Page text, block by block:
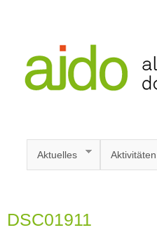
Aktuelles Aktivitäten
DSC01911